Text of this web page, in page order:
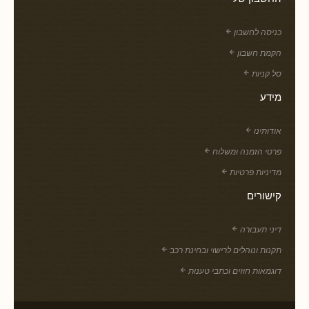
כניסה לחשבון
הקמת חשבון
סל קניות
מידע
אודותינו
פרטי הזמנה ומשלוח
מדיניות פרטיות
קישורים
דיני תעבורה
תקנות ונוהלים לרישוי ובחינת רכב
דוגמאות חוזים וכתבי טענות